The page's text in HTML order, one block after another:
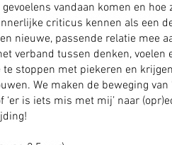
vandaan komen en hoe
criticus kennen als een
nieuwe, passende relatie mee
verband tussen denken, voelen
te stoppen met piekeren en
We maken de beweging van
‘er is iets mis met mij’ naar